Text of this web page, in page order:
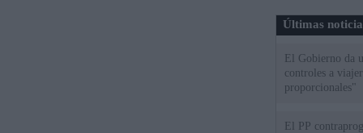
Últimas
El Gobierno da
controles a
proporcionales"
El PP